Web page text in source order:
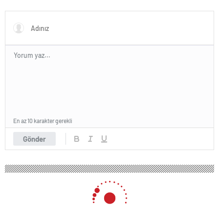
Gönder
En az 10 karakter gerekli